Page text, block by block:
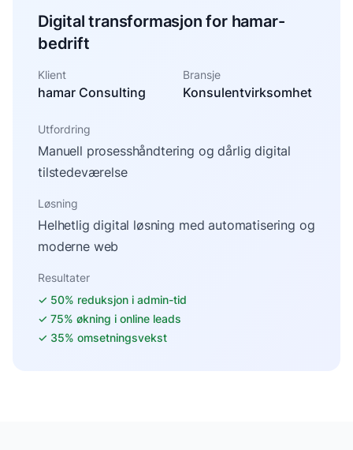
Digital transformasjon for hamar-
bedrift
Klient
hamar Consulting
Bransje
Konsulentvirksomhet
Utfordring
Manuell prosesshåndtering og dårlig digital
tilstedeværelse
Løsning
Helhetlig digital løsning med automatisering og
moderne web
Resultater
✓ 50% reduksjon i admin-tid
✓ 75% økning i online leads
✓ 35% omsetningsvekst